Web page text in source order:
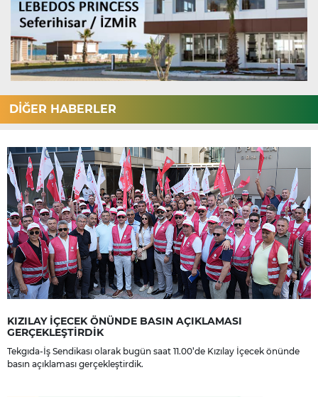
DİĞER HABERLER
KIZILAY İÇECEK ÖNÜNDE BASIN AÇIKLAMASI
GERÇEKLEŞTİRDİK
Tekgıda-İş Sendikası olarak bugün saat 11.00’de Kızılay İçecek önünde
basın açıklaması gerçekleştirdik.